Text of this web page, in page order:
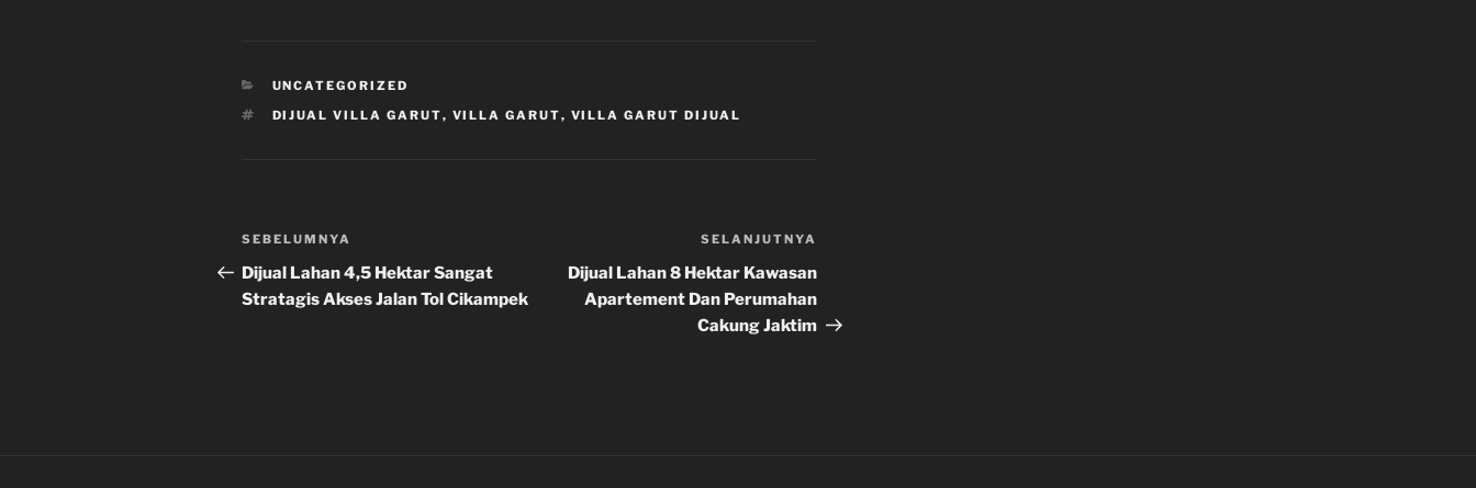
KATEGORI
UNCATEGORIZED
TAG
DIJUAL VILLA GARUT, VILLA GARUT, VILLA GARUT DIJUAL
Navigasi
pos
Pos
Sebelumnya
SEBELUMNYA
Dijual Lahan 4,5 Hektar Sangat
Stratagis Akses Jalan Tol Cikampek
Selanjutnya
SELANJUTNYA
Dijual Lahan 8 Hektar Kawasan
Apartement Dan Perumahan
Cakung Jaktim